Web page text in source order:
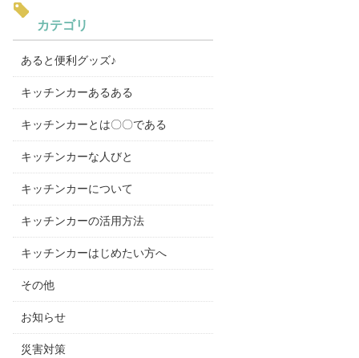
カテゴリ
あると便利グッズ♪
キッチンカーあるある
キッチンカーとは〇〇である
キッチンカーな人びと
キッチンカーについて
キッチンカーの活用方法
キッチンカーはじめたい方へ
その他
お知らせ
災害対策